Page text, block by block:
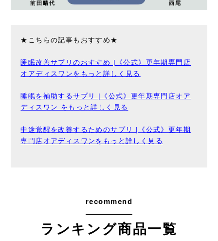
★こちらの記事もおすすめ★
睡眠改善サプリのおすすめ |《公式》更年期専門店
オアディスワンをもっと詳しく見る
睡眠を補助するサプリ |《公式》更年期専門店オア
ディスワン をもっと詳しく見る
中途覚醒を改善するためのサプリ |《公式》更年期
専門店オアディスワンをもっと詳しく見る
recommend
ランキング商品一覧